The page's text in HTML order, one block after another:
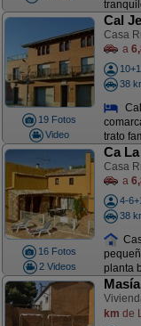
19 Fotos
Video
Cal
Casa
a
38
trato
16 Fotos
2 Videos
Ca
Casa
a
4-
38
planta
km de